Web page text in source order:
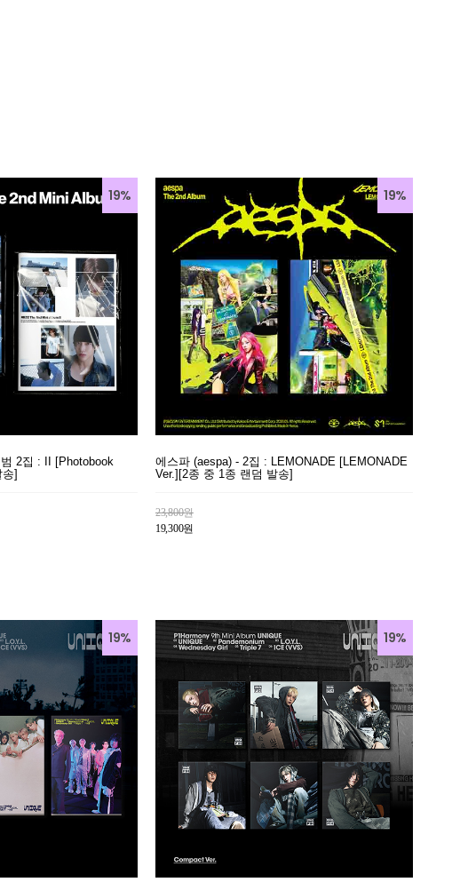
19%
2집 : II [Photobook
]
19%
에스파 (aespa) - 2집 : LEMONADE [LEMONADE
Ver.][2종 중 1종 랜덤 발송]
23,800원
19,300원
19% 19%